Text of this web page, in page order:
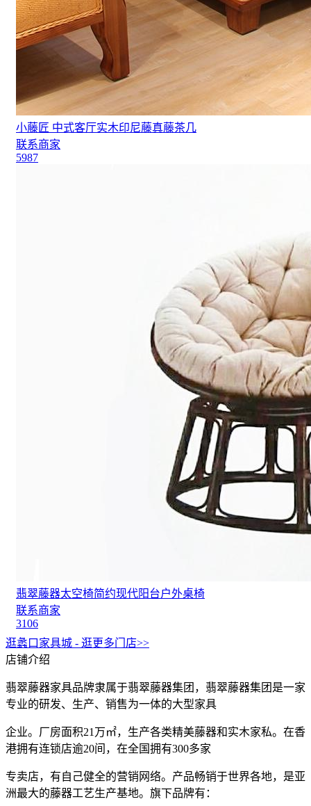
小藤匠 中式客厅实木印尼藤真藤茶几
联系商家
5987
翡翠藤器太空椅简约现代阳台户外桌椅
联系商家
3106
逛蠡口家具城 - 逛更多门店>>
店铺介绍
翡翠藤器家具品牌隶属于翡翠藤器集团，翡翠藤器集团是一家
专业的研发、生产、销售为一体的大型家具
企业。厂房面积21万㎡，生产各类精美藤器和实木家私。在香
港拥有连锁店逾20间，在全国拥有300多家
专卖店，有自己健全的营销网络。产品畅销于世界各地，是亚
洲最大的藤器工艺生产基地。旗下品牌有：